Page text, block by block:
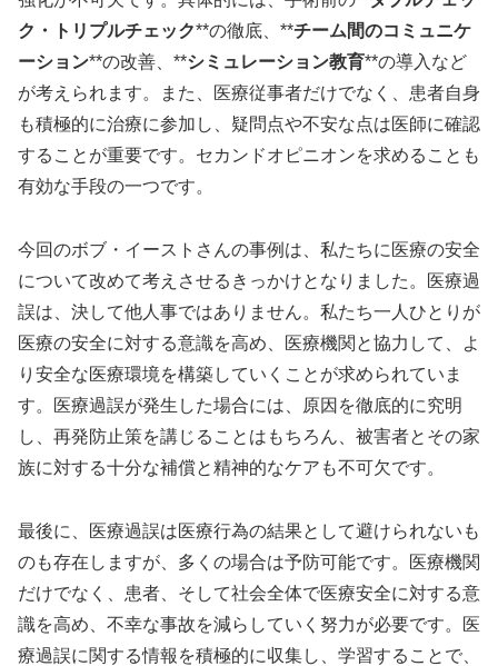
ク・トリプルチェック**の徹底、**チーム間のコミュニケ
ーション**の改善、**シミュレーション教育**の導入など
が考えられます。また、医療従事者だけでなく、患者自身
も積極的に治療に参加し、疑問点や不安な点は医師に確認
することが重要です。セカンドオピニオンを求めることも
有効な手段の一つです。
今回のボブ・イーストさんの事例は、私たちに医療の安全
について改めて考えさせるきっかけとなりました。医療過
誤は、決して他人事ではありません。私たち一人ひとりが
医療の安全に対する意識を高め、医療機関と協力して、よ
り安全な医療環境を構築していくことが求められていま
す。医療過誤が発生した場合には、原因を徹底的に究明
し、再発防止策を講じることはもちろん、被害者とその家
族に対する十分な補償と精神的なケアも不可欠です。
最後に、医療過誤は医療行為の結果として避けられないも
のも存在しますが、多くの場合は予防可能です。医療機関
だけでなく、患者、そして社会全体で医療安全に対する意
識を高め、不幸な事故を減らしていく努力が必要です。医
療過誤に関する情報を積極的に収集し、学習することで、